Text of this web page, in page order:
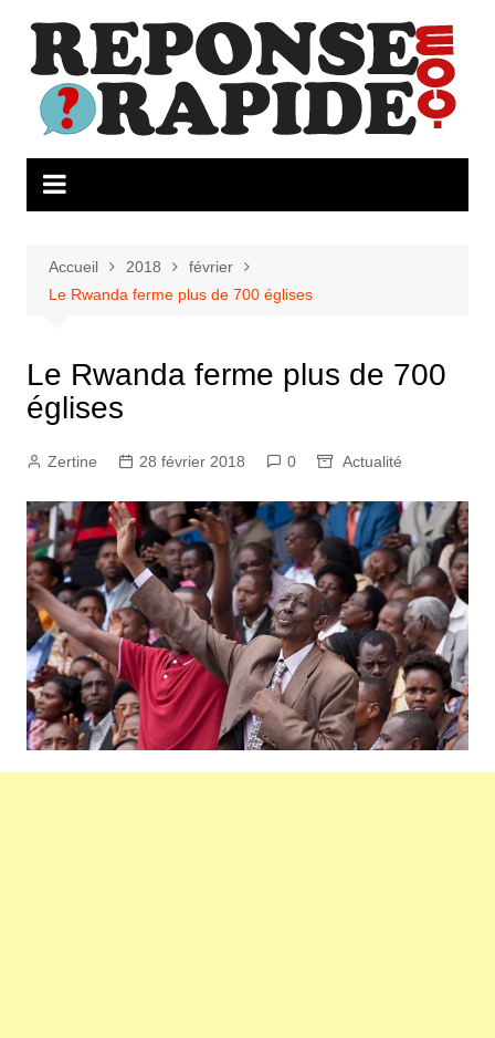
contenu
Accueil 2018
février
Le Rwanda ferme plus de 700 églises
Le Rwanda ferme plus de 700
églises
Zertine 28 février 2018 0 Actualité